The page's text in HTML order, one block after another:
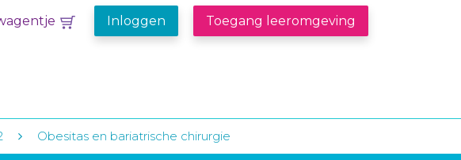
Inloggen Toegang leeromgeving
Obesitas en bariatrische chirurgie